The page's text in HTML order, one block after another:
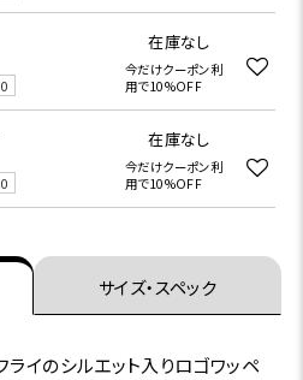
在庫なし
今だけクーポン利
用で10%OFF
在庫なし
今だけクーポン利
用で10%OFF
サイズ・スペック
ライのシルエット入りロゴワッペ